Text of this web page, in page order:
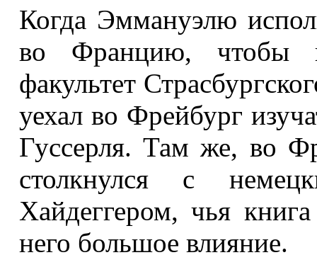
Когда Эммануэлю
во Францию, чтобы
факультет
уехал во Фрейбург
Гуссерля. Там же, во
столкнулся с
Хайдеггером, чья
него большое влияние.